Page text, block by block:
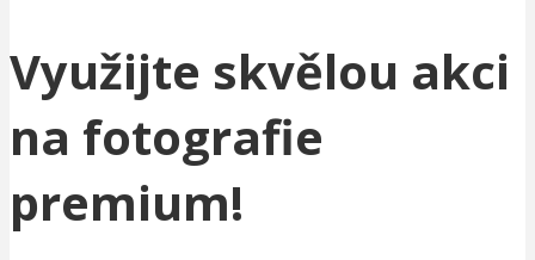
Využijte skvělou akci
na fotografie
premium!